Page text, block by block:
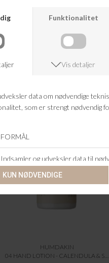
KUNDESERVICE
HUMDAKIN
04 HAND LOTION - CALENDULA & SAGA